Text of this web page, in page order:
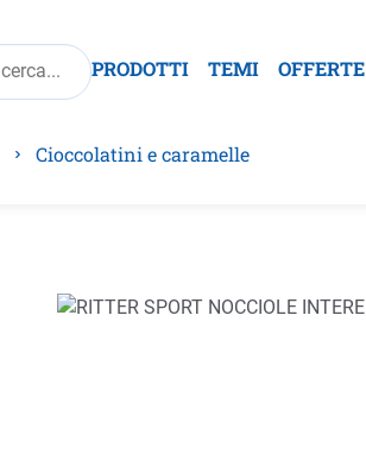
PRODOTTI TEMI OFFERTE
Cioccolatini e caramelle
Salta la galleria di immagini